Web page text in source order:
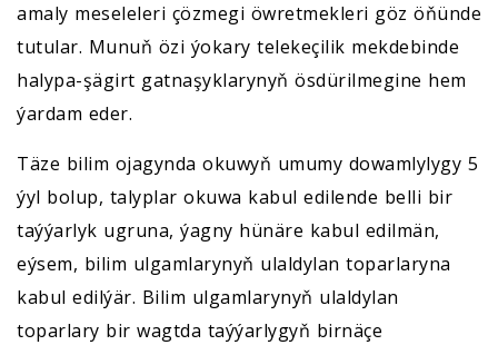
amaly meseleleri çözmegi öwretmekleri göz öňünde
tutular. Munuň özi ýokary telekeçilik mekdebinde
halypa-şägirt gatnaşyklarynyň ösdürilmegine hem
ýardam eder.
Täze bilim ojagynda okuwyň umumy dowamlylygy 5
ýyl bolup, talyplar okuwa kabul edilende belli bir
taýýarlyk ugruna, ýagny hünäre kabul edilmän,
eýsem, bilim ulgamlarynyň ulaldylan toparlaryna
kabul edilýär. Bilim ulgamlarynyň ulaldylan
toparlary bir wagtda taýýarlygyň birnäçe